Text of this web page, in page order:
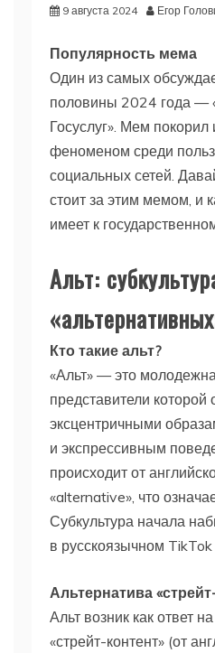
9 августа 2024 Егор
Популярность мема
Один из самых
половины 2024 года —
Госуслуг». Мем покорил
феноменом среди
социальных сетей.
стоит за этим мемом, и
имеет к
Альт:
Кто такие альт?
«Альт» — это
представители которой
эксцентричными
и экспрессивным
происходит от
«alternative», что
Субкультура начала
в русскоязычном
Альтернатива
Альт возник как ответ
«стрейт-контент» (от